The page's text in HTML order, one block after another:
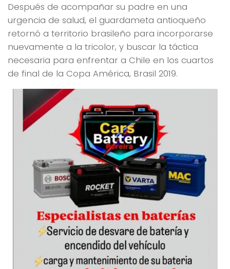
Después de acompañar su padre en una
urgencia de salud, el guardameta antioqueño
retornó a territorio brasileño para incorporarse
nuevamente a la tricolor, y buscar la táctica
necesaria para enfrentar a Chile en los cuartos
de final de la Copa América, Brasil 2019.